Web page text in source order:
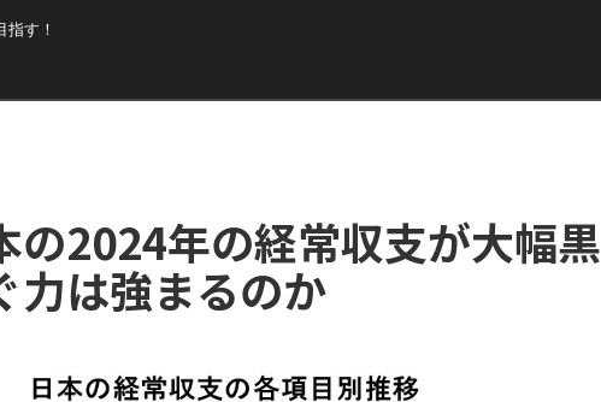
す！
の2024年の経常収支が大幅黒
力は強まるのか